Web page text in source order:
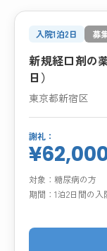
入院1泊2日 募
新規経口剤の
日）
東京都新宿区
謝礼：
対象：糖尿病の方
期間：1泊2日間の